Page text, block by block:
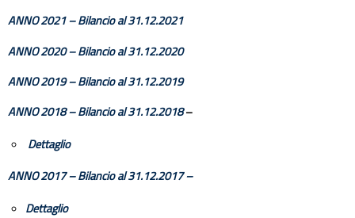
ANNO 2021 – Bilancio al 31.12.2021
ANNO 2020 – Bilancio al 31.12.2020
ANNO 2019 – Bilancio al 31.12.2019
ANNO 2018 – Bilancio al 31.12.2018–
Dettaglio
ANNO 2017 – Bilancio al 31.12.2017 –
Dettaglio